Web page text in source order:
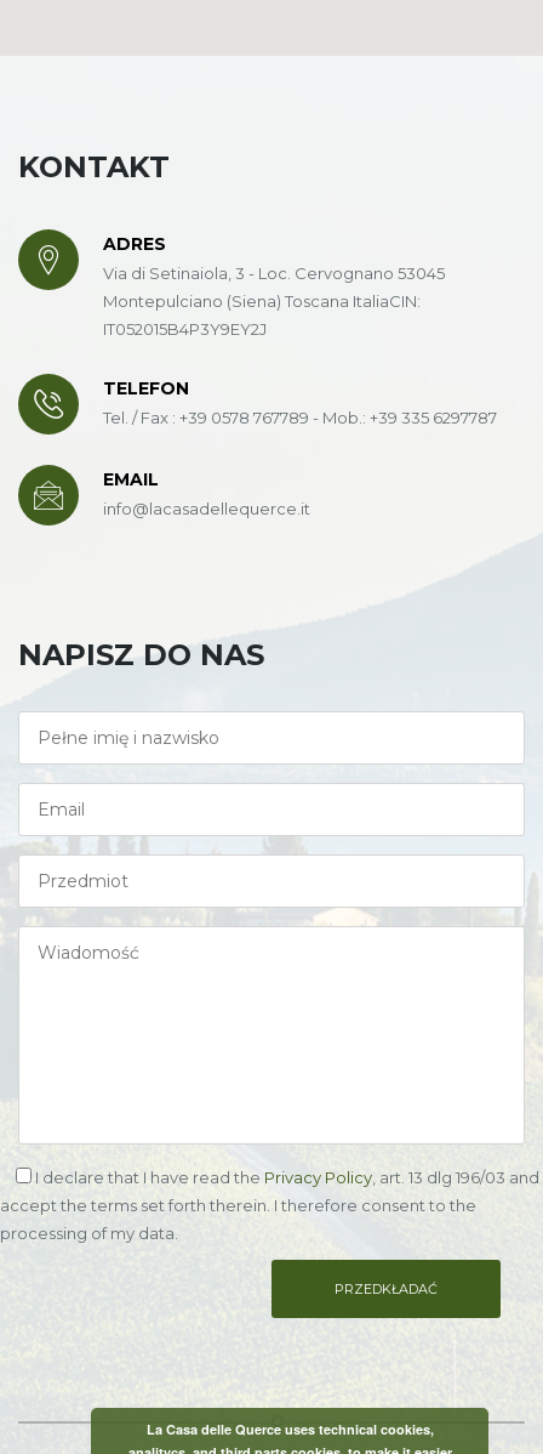
KONTAKT
ADRES
Via di Setinaiola, 3 - Loc. Cervognano 53045
Montepulciano (Siena) Toscana ItaliaCIN:
IT052015B4P3Y9EY2J
TELEFON
Tel. / Fax : +39 0578 767789 - Mob.: +39 335 6297787
EMAIL
info@lacasadellequerce.it
NAPISZ DO NAS
I declare that I have read the Privacy Policy , art. 13 dlg 196/03 and
accept the terms set forth therein. I therefore consent to the
processing of my data.
La Casa delle Querce uses technical cookies,